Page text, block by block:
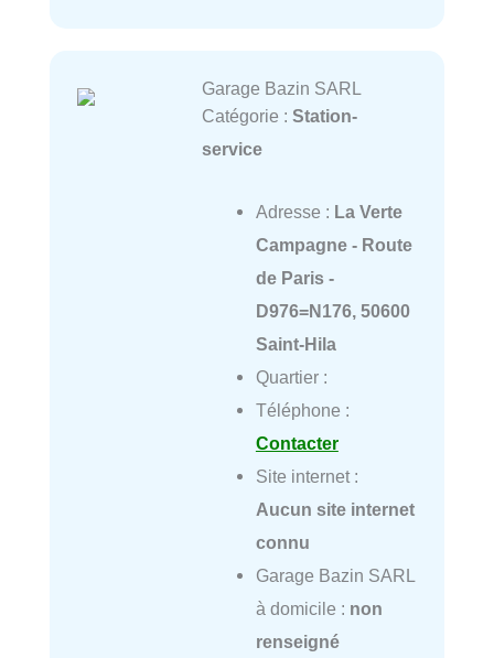
Garage Bazin SARL
Catégorie : Station-
service
Adresse : La Verte
Campagne - Route
de Paris -
D976=N176, 50600
Saint-Hila
Quartier :
Téléphone :
Contacter
Site internet :
Aucun site internet
connu
Garage Bazin SARL
à domicile : non
renseigné